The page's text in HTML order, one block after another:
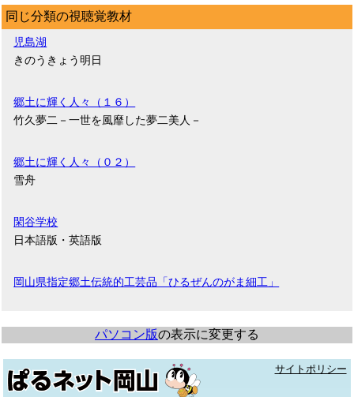
同じ分類の視聴覚教材
児島湖
きのうきょう明日
郷土に輝く人々（１６）
竹久夢二－一世を風靡した夢二美人－
郷土に輝く人々（０２）
雪舟
閑谷学校
日本語版・英語版
岡山県指定郷土伝統的工芸品「ひるぜんのがま細工」
パソコン版の表示に変更する
サイトポリシー